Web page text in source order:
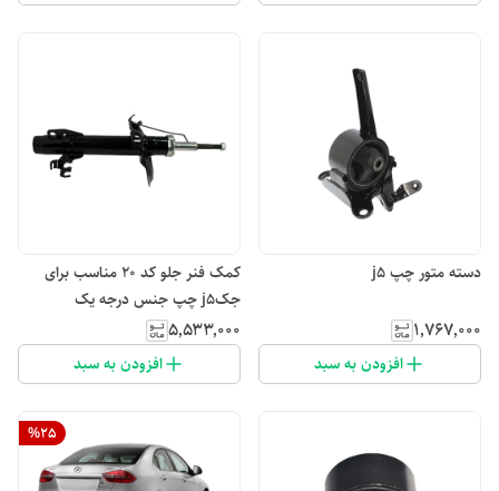
دسته متور چپ j5
۱٬۷۶۷٬۰۰۰
افزودن به سبد
کمک فنر جلو کد ۲۰ مناسب برای
جکj5 چپ جنس درجه یک
۵٬۵۳۳٬۰۰۰
افزودن به سبد
%25